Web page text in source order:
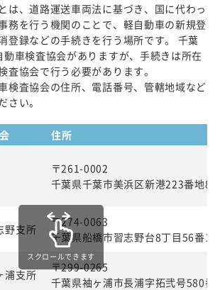
は、道路運送車両法に基づき、国に代わっ
務を行う機関のことで、軽自動車の新規登
登録などの手続きを行う場所です。 千葉
車検査協会がありますが、手続きは所在
査協会で行う必要があります。
検査協会の住所、電話番号、管轄地域など
さい。
住所
〒261-0002
千葉県千葉市美浜区新港223番地8
支所
〒274-0063
千葉県船橋市習志野台8丁目56番1
浦支所
〒299-0265
千葉県袖ヶ浦市長浦字拓弐号580番
スクロールできます